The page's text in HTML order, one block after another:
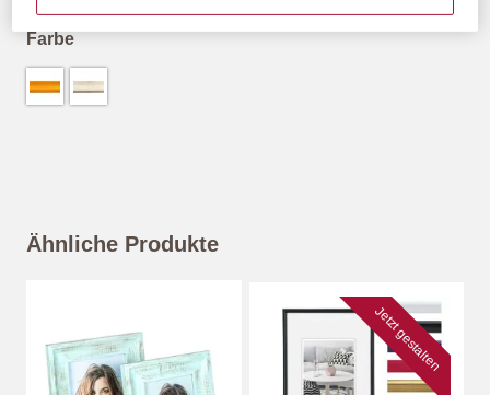
Farbe
Ähnliche Produkte
Jetzt gestalten